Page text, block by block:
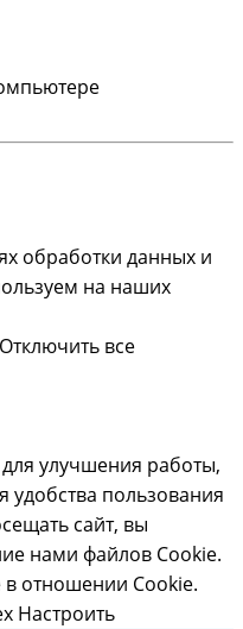
обработки данных и
на наших
Отключить все
улучшения работы,
пользования
сайт, вы
нами файлов Cookie.
отношении Cookie.
Настроить